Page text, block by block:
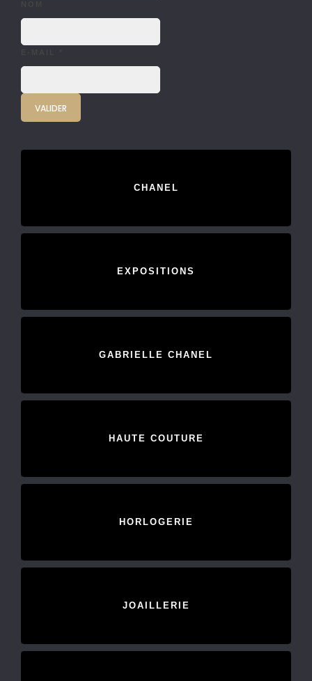
CHANEL
EXPOSITIONS
GABRIELLE CHANEL
HAUTE COUTURE
HORLOGERIE
JOAILLERIE